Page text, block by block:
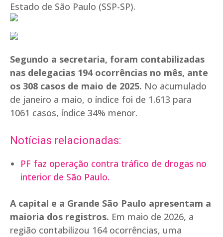
Estado de São Paulo (SSP-SP).
Segundo a secretaria, foram contabilizadas
nas delegacias 194 ocorrências no mês, ante
os 308 casos de maio de 2025. No acumulado
de janeiro a maio, o índice foi de 1.613 para
1061 casos, índice 34% menor.
Notícias relacionadas:
PF faz operação contra tráfico de drogas no
interior de São Paulo.
A capital e a Grande São Paulo apresentam a
maioria dos registros. Em maio de 2026, a
região contabilizou 164 ocorrências, uma